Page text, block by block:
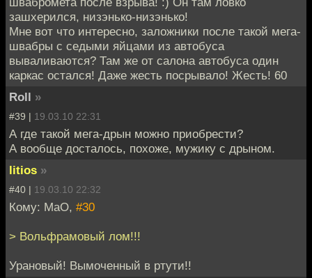
зашхерился, низэнько-низэнько!
Мне вот что интересно, заложники после такой мега-
швабры с седыми яйцами из автобуса
вываливаются? Там же от салона автобуса один
каркас остался! Даже жесть посрывало! Жесть! 60
Roll »
#39 | 19.03.10 22:31
А где такой мега-дрын можно приобрести?
А вообще досталось, похоже, мужику с дрыном.
litios »
#40 | 19.03.10 22:32
Кому: MaO, #30
> Вольфрамовый лом!!!
Урановый! Вымоченный в ртути!!